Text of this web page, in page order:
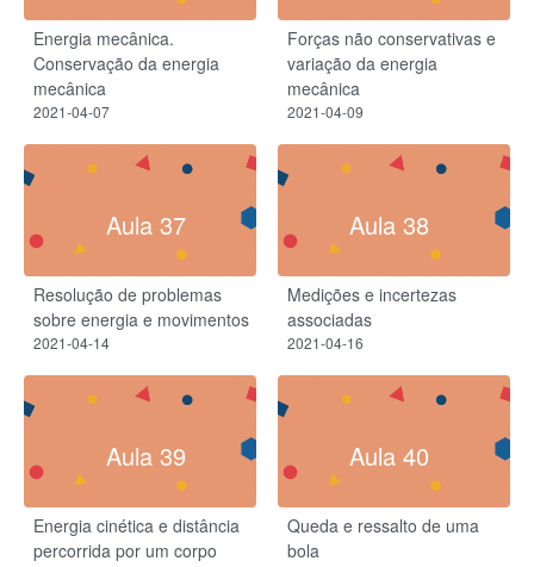
Energia mecânica.
Conservação da energia
mecânica
2021-04-07
Forças não conservativas e
variação da energia
mecânica
2021-04-09
Aula 37
Resolução de problemas
sobre energia e movimentos
2021-04-14
Aula 38
Medições e incertezas
associadas
2021-04-16
Aula 39
Energia cinética e distância
percorrida por um corpo
Aula 40
Queda e ressalto de uma
bola